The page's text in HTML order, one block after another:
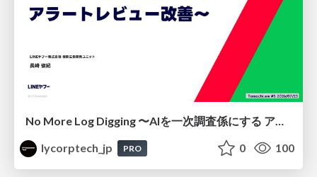
lycorptech_jp
PRO 0 100